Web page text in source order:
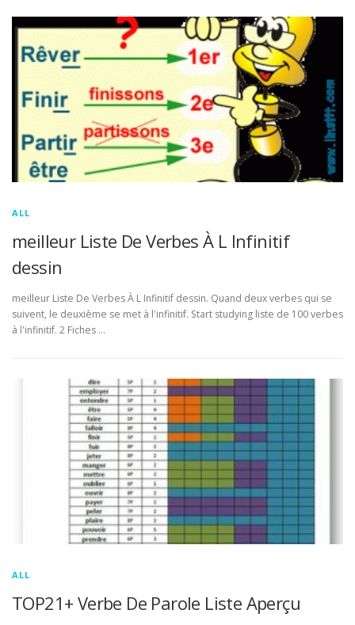
ALL
meilleur Liste De Verbes À L Infinitif
dessin
meilleur Liste De Verbes À L Infinitif dessin. Quand deux verbes qui se
suivent, le deuxième se met à l'infinitif. Start studying liste de 100 verbes
à l'infinitif. 2 Fiches …
ALL
TOP21+ Verbe De Parole Liste Aperçu